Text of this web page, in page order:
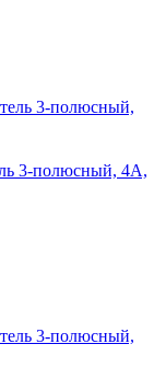
3-полюсный, 4А,